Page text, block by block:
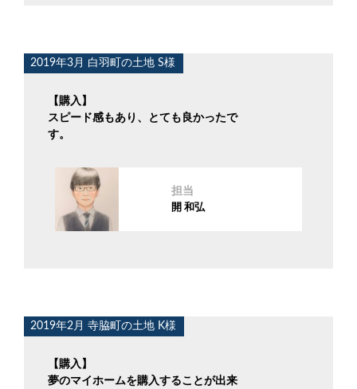
2019年3月 白羽町の土地 S様
【購入】
スピード感もあり、とても良かったで
す。
担当
開 和弘
2019年2月 寺脇町の土地 K様
【購入】
夢のマイホームを購入することが出来